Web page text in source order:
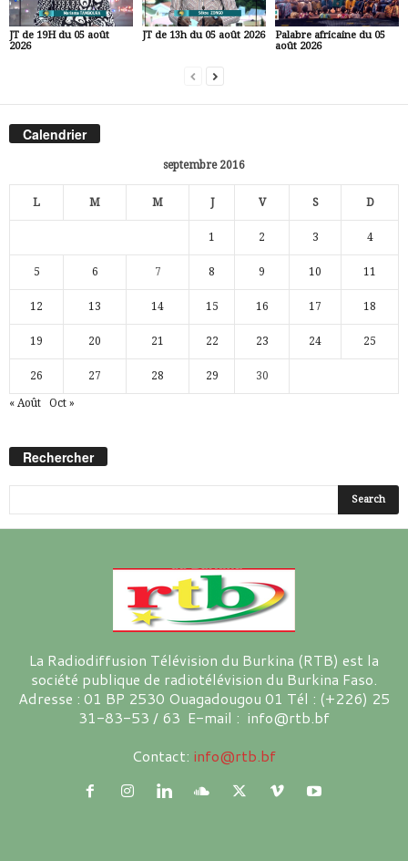
JT de 19H du 05 août
2026
JT de 13h du 05 août 2026
Palabre africaine du 05
août 2026
Calendrier
septembre 2016
L M M J V S D
1 2 3 4
5 6 7 8 9 10 11
12 13 14 15 16 17 18
19 20 21 22 23 24 25
26 27 28 29 30
« Août Oct »
Rechercher
La Radiodiffusion Télévision du Burkina (RTB) est la
société publique de radiotélévision du Burkina Faso.
Adresse : 01 BP 2530 Ouagadougou 01 Tél : (+226) 25
31-83-53 / 63 E-mail : info@rtb.bf
Contact: info@rtb.bf